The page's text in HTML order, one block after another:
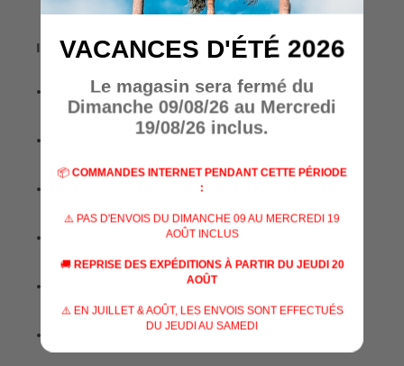
Informations
• A propos de nous
• Nos marques
• Nos spécialisations
• Nos services
• Notre atelier
• Nous contacter
VACANCES D'ÉTÉ 2026
Le magasin sera fermé du
Dimanche 09/08/26 au Mercredi
19/08/26 inclus.
📦 COMMANDES INTERNET PENDANT CETTE PÉRIODE
:
⚠️ PAS D'ENVOIS DU DIMANCHE 09 AU MERCREDI 19
AOÛT INCLUS
🚚 REPRISE DES EXPÉDITIONS À PARTIR DU JEUDI 20
AOÛT
⚠️ EN JUILLET & AOÛT, LES ENVOIS SONT EFFECTUÉS
DU JEUDI AU SAMEDI